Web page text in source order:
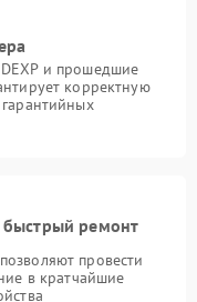
и прошедшие
корректную
быстрый ремонт
провести
в кратчайшие